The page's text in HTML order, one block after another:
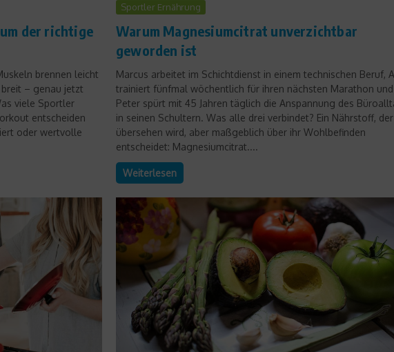
der richtige
brennen leicht
– genau jetzt
viele Sportler
entscheiden
oder wertvolle
Sportler Ernährung
Warum Magnesiumcitrat unverzichtbar
geworden ist
Marcus arbeitet im Schichtdienst in einem technischen Beruf,
trainiert fünfmal wöchentlich für ihren nächsten Marathon und
Peter spürt mit 45 Jahren täglich die Anspannung des
in seinen Schultern. Was alle drei verbindet? Ein Nährstoff,
übersehen wird, aber maßgeblich über ihr Wohlbefinden
entscheidet: Magnesiumcitrat....
Weiterlesen
Aufgedeckt